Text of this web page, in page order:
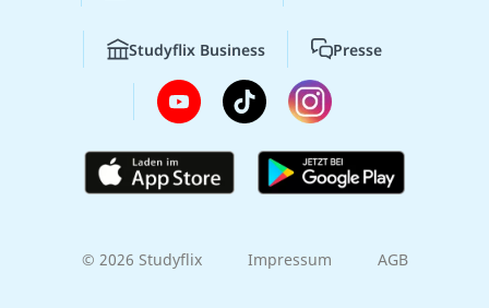
Studyflix Business Presse
© 2026 Studyflix Impressum AGB